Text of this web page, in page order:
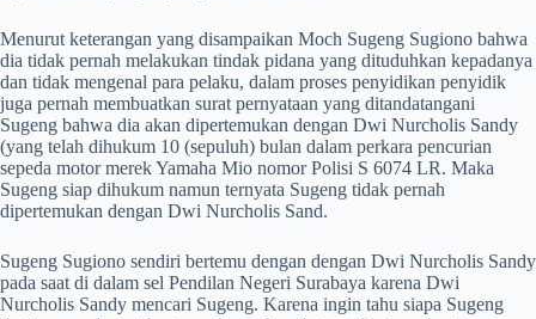
Menurut keterangan yang disampaikan Moch Sugeng Sugiono bahwa
dia tidak pernah melakukan tindak pidana yang dituduhkan kepadanya
dan tidak mengenal para pelaku, dalam proses penyidikan penyidik
juga pernah membuatkan surat pernyataan yang ditandatangani
Sugeng bahwa dia akan dipertemukan dengan Dwi Nurcholis Sandy
(yang telah dihukum 10 (sepuluh) bulan dalam perkara pencurian
sepeda motor merek Yamaha Mio nomor Polisi S 6074 LR. Maka
Sugeng siap dihukum namun ternyata Sugeng tidak pernah
dipertemukan dengan Dwi Nurcholis Sand.
Sugeng Sugiono sendiri bertemu dengan dengan Dwi Nurcholis Sandy
pada saat di dalam sel Pendilan Negeri Surabaya karena Dwi
Nurcholis Sandy mencari Sugeng. Karena ingin tahu siapa Sugeng